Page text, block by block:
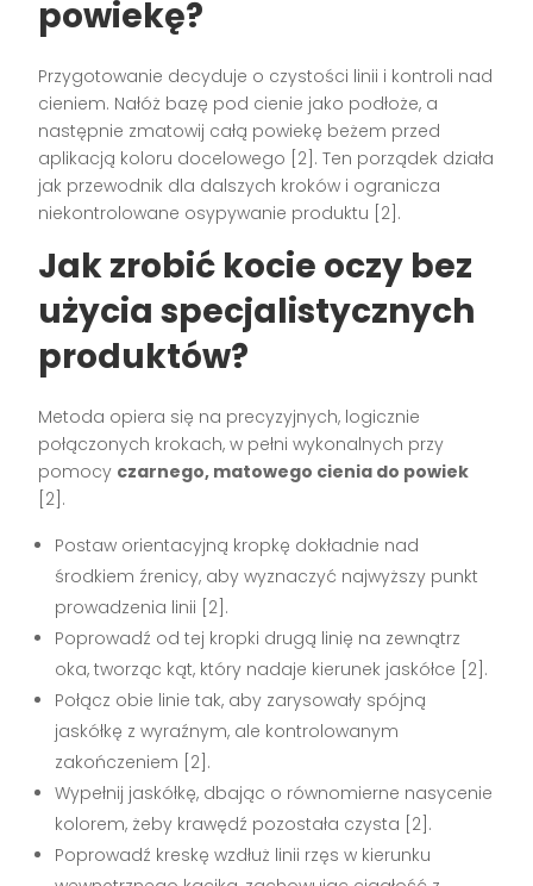
powiekę?
Przygotowanie decyduje o czystości linii i kontroli nad
cieniem. Nałóż bazę pod cienie jako podłoże, a
następnie zmatowij całą powiekę beżem przed
aplikacją koloru docelowego [2]. Ten porządek działa
jak przewodnik dla dalszych kroków i ogranicza
niekontrolowane osypywanie produktu [2].
Jak zrobić kocie oczy bez
użycia specjalistycznych
produktów?
Metoda opiera się na precyzyjnych, logicznie
połączonych krokach, w pełni wykonalnych przy
pomocy czarnego, matowego cienia do powiek
[2].
Postaw orientacyjną kropkę dokładnie nad
środkiem źrenicy, aby wyznaczyć najwyższy punkt
prowadzenia linii [2].
Poprowadź od tej kropki drugą linię na zewnątrz
oka, tworząc kąt, który nadaje kierunek jaskółce [2].
Połącz obie linie tak, aby zarysowały spójną
jaskółkę z wyraźnym, ale kontrolowanym
zakończeniem [2].
Wypełnij jaskółkę, dbając o równomierne nasycenie
kolorem, żeby krawędź pozostała czysta [2].
Poprowadź kreskę wzdłuż linii rzęs w kierunku